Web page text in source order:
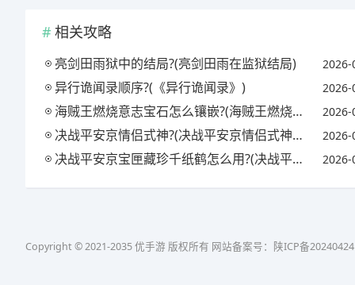
相关攻略
亮剑田雨狱中的结局?(亮剑田雨在监狱结局)
异行诡闻录顺序?(《异行诡闻录》)
海贼王燃烧意志宝石怎么镶嵌?(海贼王燃烧意志宝石镶嵌攻略)
决战平安京情侣式神?(决战平安京情侣式神怎么获得)
决战平安京宝匣藏珍千纸鹤怎么用?(决战平安京匣中珍宝活动)
Copyright © 2021-2035 优手游 版权所有 网站备案号： 陕ICP备